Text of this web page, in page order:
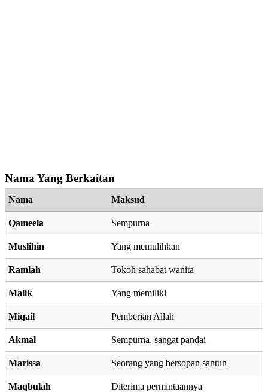
Nama Yang Berkaitan
Nama Maksud
Qameela Sempurna
Muslihin Yang memulihkan
Ramlah Tokoh sahabat wanita
Malik Yang memiliki
Miqail Pemberian Allah
Akmal Sempurna, sangat pandai
Marissa Seorang yang bersopan santun
Maqbulah Diterima permintaannya